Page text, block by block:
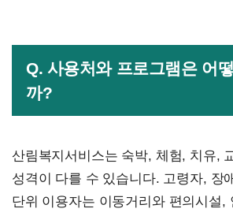
Q. 사용처와 프로그램은 어
까?
산림복지서비스는 숙박, 체험, 치유,
성격이 다를 수 있습니다. 고령자, 장
단위 이용자는 이동거리와 편의시설,